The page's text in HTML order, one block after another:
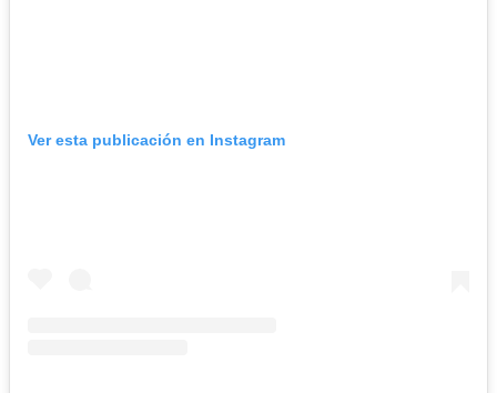
Ver esta publicación en Instagram